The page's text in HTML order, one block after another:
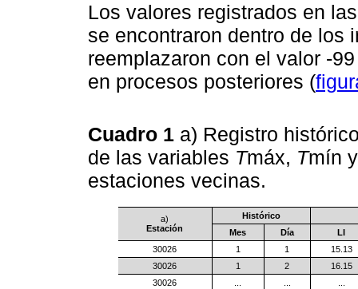
Los valores registrados en
se encontraron dentro de los
reemplazaron con el valor -
en procesos posteriores (
Cuadro 1 a) Registro
de las variables Tmáx, Tmín
estaciones vecinas.
a)
Estación
Histórico
Mes
Día
LI
30026
1 1
15.13
30026
1 2
16.15
30026